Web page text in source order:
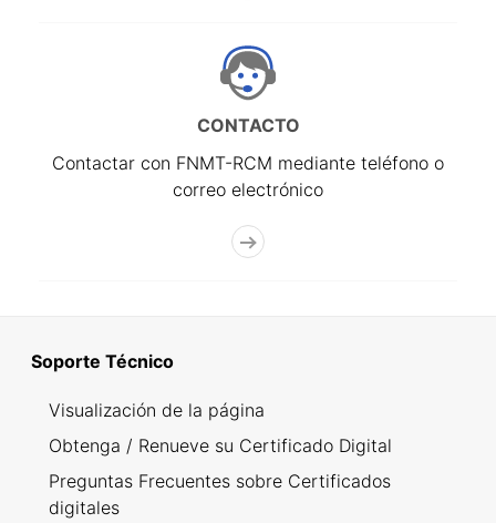
CONTACTO
Contactar con FNMT-RCM mediante teléfono o
correo electrónico
Soporte Técnico
Visualización de la página
Obtenga / Renueve su Certificado Digital
Preguntas Frecuentes sobre Certificados
digitales